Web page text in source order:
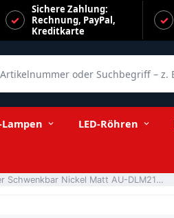
Sichere Zahlung:
Rechnung, PayPal,
Kreditkarte
Lampen LED-Röhren
Aurora Einbaustrahler Schwenkbar Nickel Matt AU-DLM212SN
Nickel Matt AU-DLM212SN